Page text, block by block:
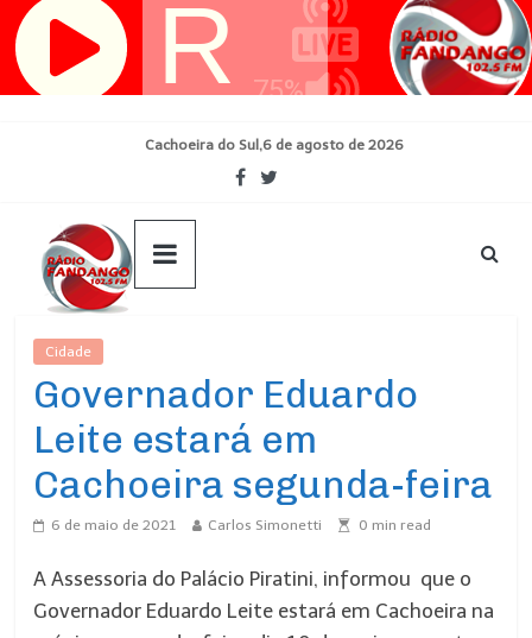
Pular
para
Cachoeira do Sul,6 de agosto de 2026
Cidade
Governador Eduardo
Leite estará em
Cachoeira segunda-feira
6 de maio de 2021 Carlos Simonetti 0 min read
A Assessoria do Palácio Piratini, informou que o
Governador Eduardo Leite estará em Cachoeira na